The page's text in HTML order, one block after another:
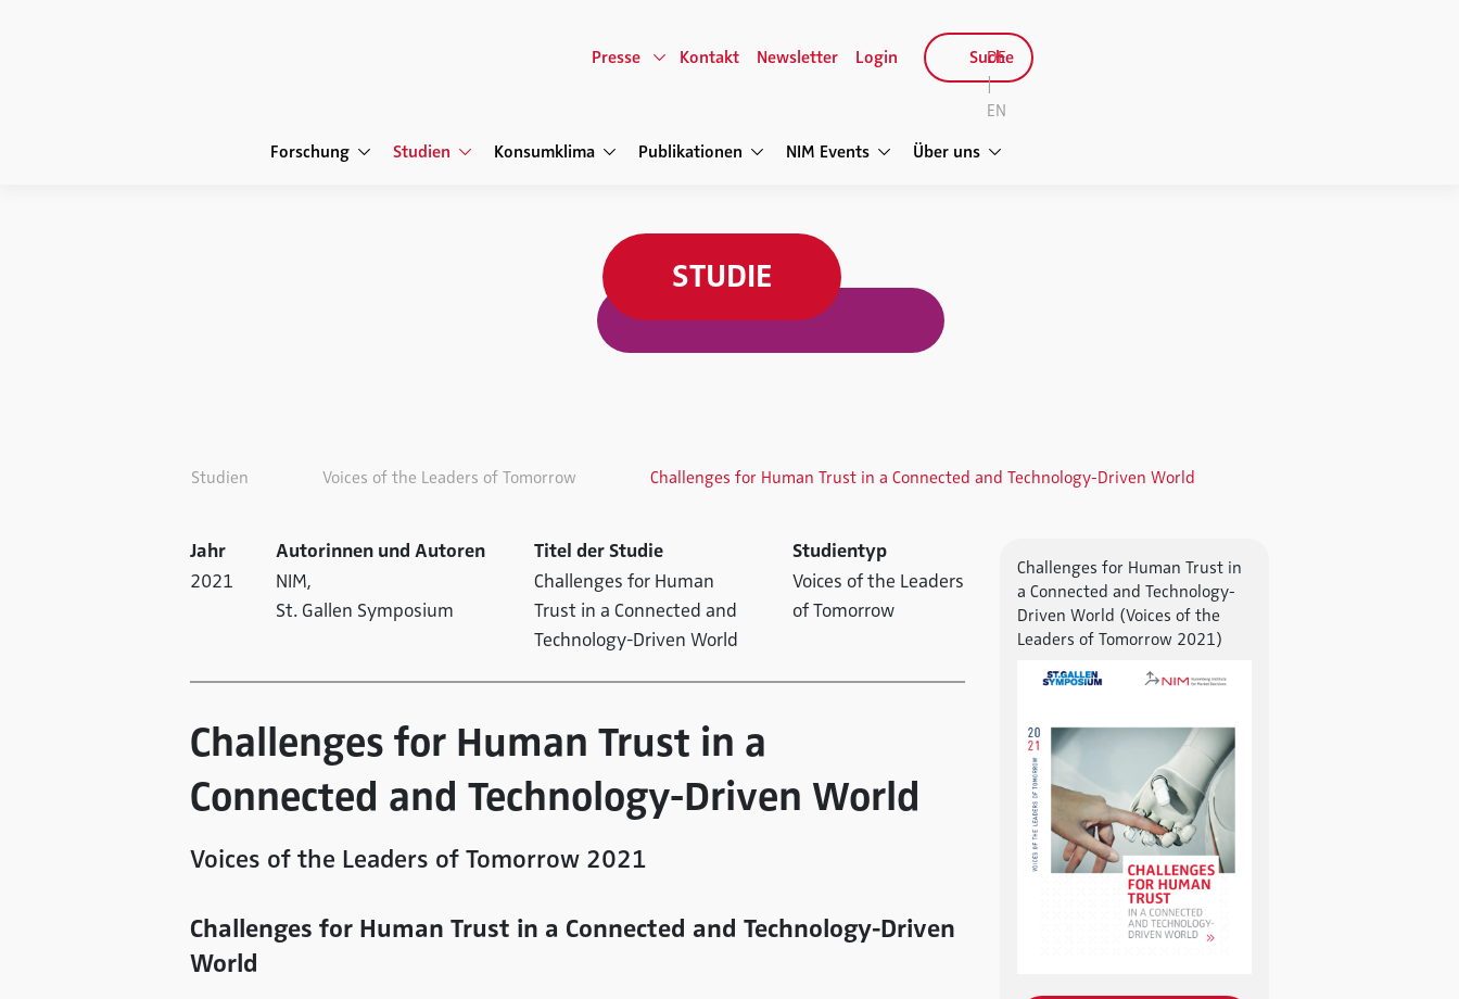
Forschung Studien Konsumklima Publikationen NIM Events Über uns
Presse Kontakt Newsletter Login Suche
DE
|
EN
STUDIE
Studien Voices of the Leaders of Tomorrow Challenges for Human Trust in a Connected and Technology-Driven World
Challenges for Human Trust in
a Connected and Technology-
Driven World (Voices of the
Leaders of Tomorrow 2021)
Jahr
2021
Autorinnen und Autoren
NIM,
St. Gallen Symposium
Titel der Studie
Challenges for Human
Trust in a Connected and
Technology-Driven World
Studientyp
Voices of the Leaders
of Tomorrow
Challenges for Human Trust in a
Connected and Technology-Driven World
Voices of the Leaders of Tomorrow 2021
Challenges for Human Trust in a Connected and Technology-Driven
World